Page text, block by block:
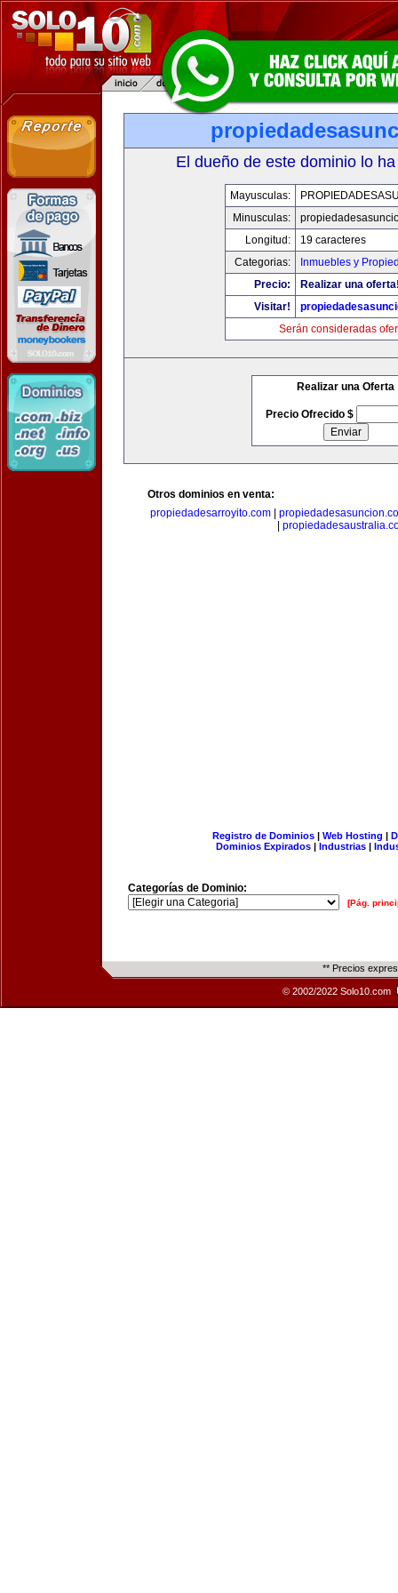
El dueño de este dominio lo
Mayusculas:
Minusculas:
Longitud:
19 caracteres
Categorias:
Inmuebles y
Precio:
Realizar una
Visitar!
Serán consideradas
Realizar una Oferta
Precio Ofrecido $
Otros dominios en venta:
propiedadesarroyito.com|
Registro de Dominios| Web Hosting |
Dominios Expirados | Industrias |
Categorías de Dominio:
[Pág.
** Precios
© 2002/2022 Solo10.com